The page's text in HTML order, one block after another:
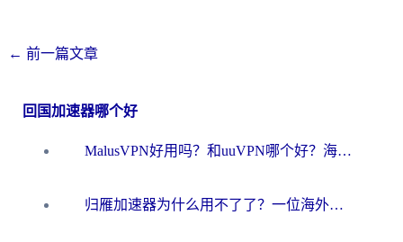
← 前一篇文章
回国加速器哪个好
MalusVPN好用吗？和uuVPN哪个好？海外党无缝访问国内资源的真实对比与选择指南
归雁加速器为什么用不了了？一位海外游子的真实困惑与技术解答